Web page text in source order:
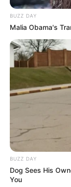
BUZZ DAY
Malia Obama's
BUZZ DAY
Dog Sees His
You